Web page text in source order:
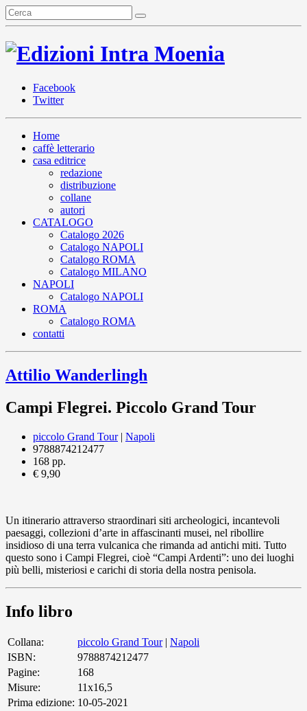
Facebook
Twitter
Home
caffè letterario
casa editrice
redazione
distribuzione
collane
autori
CATALOGO
Catalogo 2026
Catalogo NAPOLI
Catalogo ROMA
Catalogo MILANO
NAPOLI
Catalogo NAPOLI
ROMA
Catalogo ROMA
contatti
Attilio Wanderlingh
Campi Flegrei. Piccolo Grand Tour
piccolo Grand Tour| Napoli
9788874212477
168 pp.
€ 9,90
Un itinerario attraverso straordinari siti archeologici, incantevoli
paesaggi, collezioni d’arte in affascinanti musei, nel ribollire
insidioso di una terra vulcanica che rimanda ad antichi miti. Tutto
questo sono i Campi Flegrei, cioè “Campi Ardenti”: uno dei luoghi
più belli, misteriosi e carichi di storia della nostra penisola.
Info libro
Collana: piccolo Grand Tour| Napoli
ISBN:
9788874212477
Pagine:
168
Misure:
11x16,5
Prima edizione: 10-05-2021